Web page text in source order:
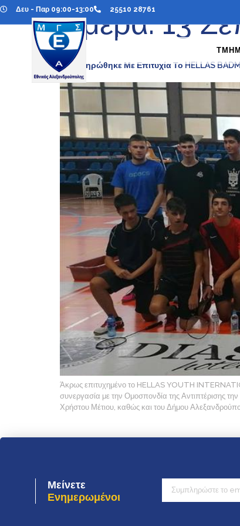
Δευ - Παρ 09:00-13:00 25510 28761
Ημέρα:13
Ολοκληρώθηκε Με Επιτυχία Το HELLAS
Άκρως επιτυχημένο το HELLAS YOUTH
συνεργασία με την Ομοσπονδία της Αντιπτέρισης
Χρήστου Μέτιου, καθώς και του Δήμου
Μείνετε
Ενημερωμένοι